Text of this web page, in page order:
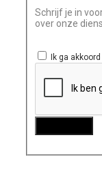
Schrijf je in
over onze
Ik ga